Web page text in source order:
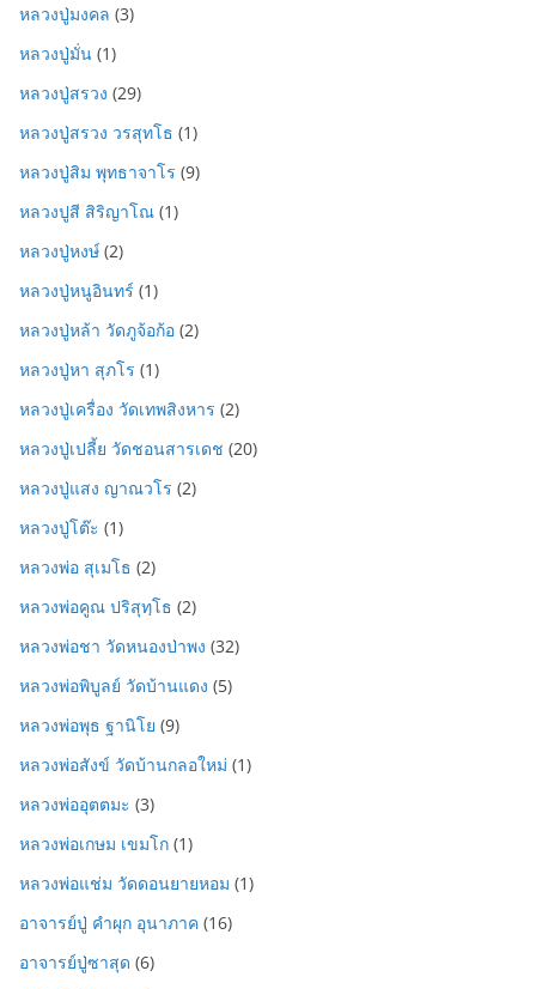
หลวงปู่มงคล (3)
หลวงปู่มั่น (1)
หลวงปู่สรวง (29)
หลวงปู่สรวง วรสุทโธ (1)
หลวงปู่สิม พุทธาจาโร (9)
หลวงปูสี สิริญาโณ (1)
หลวงปู่หงษ์ (2)
หลวงปู่หนูอินทร์ (1)
หลวงปู่หล้า วัดภูจ้อก้อ (2)
หลวงปู่หา สุภโร (1)
หลวงปู่เครื่อง วัดเทพสิงหาร (2)
หลวงปู่เปลี้ย วัดชอนสารเดช (20)
หลวงปู่แสง ญาณวโร (2)
หลวงปู่โต๊ะ (1)
หลวงพ่อ สุเมโธ (2)
หลวงพ่อคูณ ปริสุทฺโธ (2)
หลวงพ่อชา วัดหนองป่าพง (32)
หลวงพ่อพิบูลย์ วัดบ้านแดง (5)
หลวงพ่อพุธ ฐานิโย (9)
หลวงพ่อสังข์ วัดบ้านกลอใหม่ (1)
หลวงพ่ออุตตมะ (3)
หลวงพ่อเกษม เขมโก (1)
หลวงพ่อแช่ม วัดดอนยายหอม (1)
อาจารย์ปู่ คำผุก อุนาภาค (16)
อาจารย์ปู่ซาสุด (6)